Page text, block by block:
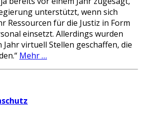
unterstützt, wenn sich
Ressourcen für die Justiz in Form
einsetzt. Allerdings wurden
virtuell Stellen geschaffen, die
Mehr …